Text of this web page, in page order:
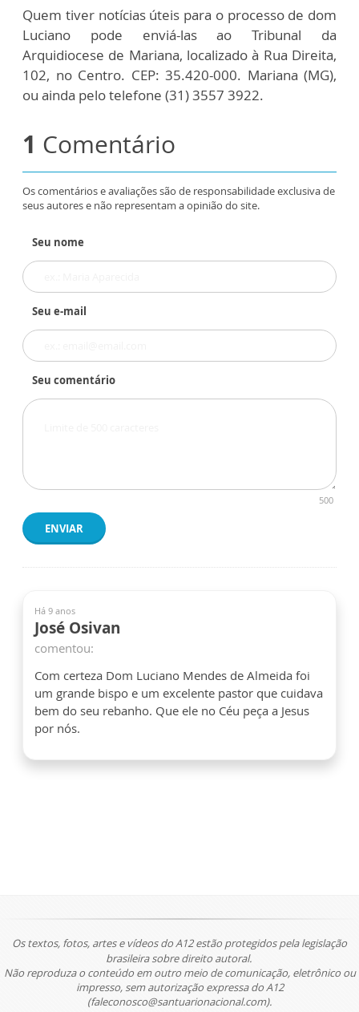
Quem tiver notícias úteis para o processo de dom
Luciano pode enviá-las ao Tribunal da
Arquidiocese de Mariana, localizado à Rua Direita,
102, no Centro. CEP: 35.420-000. Mariana (MG),
ou ainda pelo telefone (31) 3557 3922.
1 Comentário
Os comentários e avaliações são de responsabilidade exclusiva de
seus autores e não representam a opinião do site.
Seu nome
Seu e-mail
Seu comentário
500
ENVIAR
Há 9 anos
José Osivan
comentou:
Com certeza Dom Luciano Mendes de Almeida foi
um grande bispo e um excelente pastor que cuidava
bem do seu rebanho. Que ele no Céu peça a Jesus
por nós.
Os textos, fotos, artes e vídeos do A12 estão protegidos pela legislação
brasileira sobre direito autoral.
Não reproduza o conteúdo em outro meio de comunicação, eletrônico ou
impresso, sem autorização expressa do A12
(faleconosco@santuarionacional.com).